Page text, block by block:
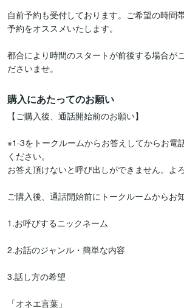
自前予約も受付しております。ご希望の時間
予約をオススメいたします。
都合により時間のスタートが前後する場合が
ださいませ。
購入にあたってのお願い
【ご購入後、通話開始前のお願い】
※1-3をトークルームからお答えしてからお電
ください。
お答え頂けないと呼び出しができません。よ
ご購入後、通話開始前にトークルームからお
1.お呼びするニックネーム
2.お話のジャンル・簡単な内容
3.話し方の希望
「オネエ言葉」